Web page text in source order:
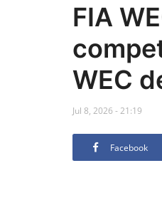
FIA
WEC
Jul 8, 2026 - 21:19
Facebook